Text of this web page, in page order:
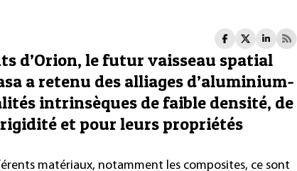
d’Orion, le futur vaisseau spatial
a retenu des alliages d’aluminium-
intrinsèques de faible densité, de
et pour leurs propriétés
matériaux, notamment les composites, ce sont